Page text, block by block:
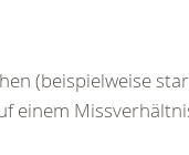
(beispielweise
einem